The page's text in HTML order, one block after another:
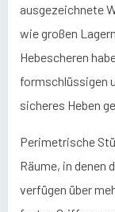
ausgezeichnete
wie großen
Hebescheren
formschlüssigen
sicheres Heben
Perimetrische
Räume, in denen
verfügen über